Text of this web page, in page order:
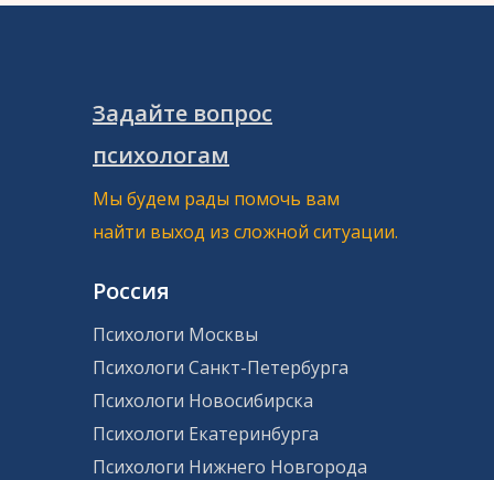
Задайте вопрос
психологам
Мы будем рады помочь вам
найти выход из сложной ситуации.
Россия
Психологи Москвы
Психологи Санкт-Петербурга
Психологи Новосибирска
Психологи Екатеринбурга
Психологи Нижнего Новгорода